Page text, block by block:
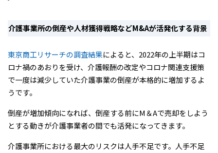
介護事業所の倒産や人材獲得戦略などM&Aが活発化する背景
東京商工リサーチの調査結果によると、2022年の上半期はコ
ロナ禍のあおりを受け、介護報酬の改定やコロナ関連支援策
で一度は減少していた介護事業の倒産が本格的に増加するよ
うです。
倒産が増加傾向になれば、倒産する前にM＆Aで売却をしよう
とする動きが介護事業者の間でも活発になってきます。
介護事業所における最大のリスクは人手不足です。人手不足